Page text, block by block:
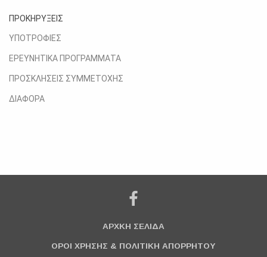
ΠΡΟΚΗΡΥΞΕΙΣ
ΥΠΟΤΡΟΦΙΕΣ
ΕΡΕΥΝΗΤΙΚΑ ΠΡΟΓΡΑΜΜΑΤΑ
ΠΡΟΣΚΛΗΣΕΙΣ ΣΥΜΜΕΤΟΧΗΣ
ΔΙΑΦΟΡΑ
ΑΡΧΚΗ ΣΕΛΙΔΑ
ΟΡΟΙ ΧΡΗΣΗΣ & ΠΟΛΙΤΙΚΗ ΑΠΟΡΡΗΤΟΥ